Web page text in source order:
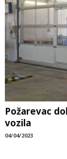
Požarevac
vozila
04/04/2023